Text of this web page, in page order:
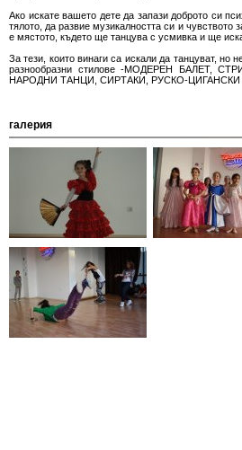
Ако искате вашето дете да запази доброто си
тялото, да развие музикалността си и
е мястото, където ще танцува с усмивка и ще
За тези, които винаги са искали да танцуват, но
разнообразни стилове -МОДЕРЕН БАЛЕТ,
НАРОДНИ ТАНЦИ, СИРТАКИ, РУСКО-
галерия